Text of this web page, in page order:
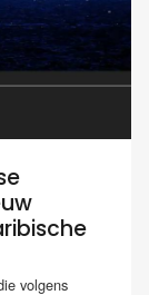
volgens